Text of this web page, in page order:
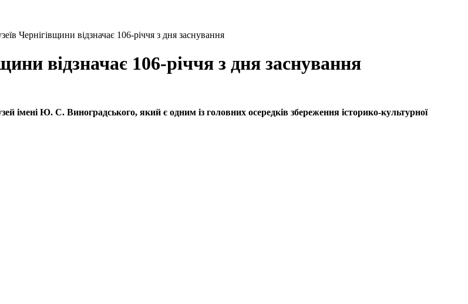
Чернігівщини відзначає 106-річчя з дня заснування
відзначає 106-річчя з дня заснування
імені Ю. С. Виноградського, який є одним із головних осередків збереження історико-культурної